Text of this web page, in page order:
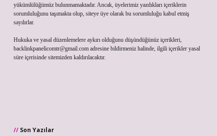
yükümlülüğümüz bulunmamaktadır. Ancak, üyelerimiz yazdıkları içeriklerin
sorumluluğunu taşımakta olup, siteye üye olarak bu sorumluluğu kabul etmiş
sayılırlar.
Hukuka ve yasal düzenlemelere aykırı olduğunu düşündüğünüz içerikleri,
backlinkpanelicomtr@gmail.com adresine bildirmeniz halinde, ilgili içerikler yasal
süre içerisinde sitemizden kaldırılacaktır.
Son Yazılar